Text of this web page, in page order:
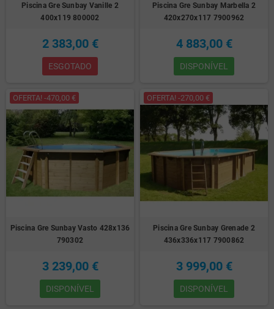
Piscina Gre Sunbay Vanille 2
400x119 800002
2 383,00 €
ESGOTADO
Piscina Gre Sunbay Marbella 2
420x270x117 7900962
4 883,00 €
DISPONÍVEL
OFERTA! -470,00 €
Piscina Gre Sunbay Vasto 428x136
790302
3 239,00 €
DISPONÍVEL
OFERTA! -270,00 €
Piscina Gre Sunbay Grenade 2
436x336x117 7900862
3 999,00 €
DISPONÍVEL